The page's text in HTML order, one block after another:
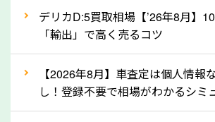
実績」で確認できます。
⑤車内の簡単な清掃で買取価
しばらく乗っていない車は、車内のシ
が汚れていることも多いです。シミや
デリカD:5買取相場【’26年8月】
「輸出」で高く売るコツ
【2026年8月】車査定は個人情報
し！登録不要で相場がわかるシミ